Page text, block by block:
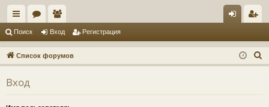
с
ы
лк
и
ум
ы
ол
ьз
ов
д ис
тр
Поиск Вход Регистрация
Список форумов
о
Вход